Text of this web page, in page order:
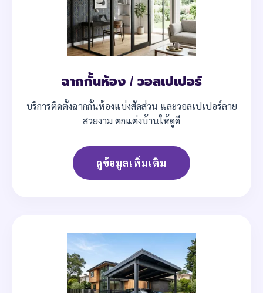
ฉากกั้นห้อง / วอลเปเปอร์
บริการติดตั้งฉากกั้นห้องแบ่งสัดส่วน และวอลเปเปอร์ลาย
สวยงาม ตกแต่งบ้านให้ดูดี
ดูข้อมูลเพิ่มเติม